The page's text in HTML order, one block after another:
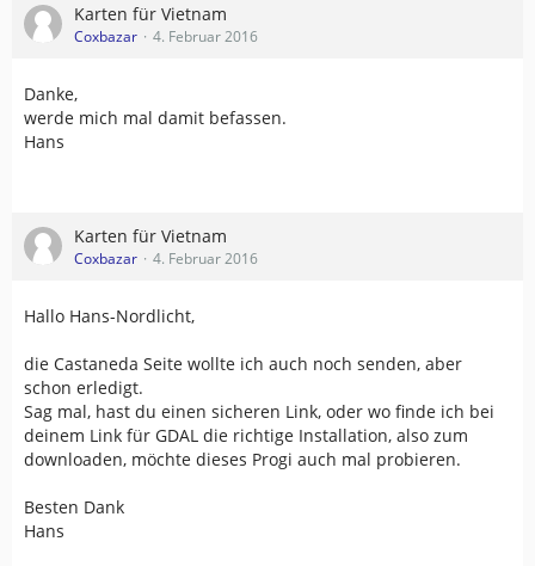
Karten für Vietnam
Coxbazar 4. Februar 2016
Danke,
werde mich mal damit befassen.
Hans
Karten für Vietnam
Coxbazar 4. Februar 2016
Hallo Hans-Nordlicht,
die Castaneda Seite wollte ich auch noch senden, aber
schon erledigt.
Sag mal, hast du einen sicheren Link, oder wo finde ich bei
deinem Link für GDAL die richtige Installation, also zum
downloaden, möchte dieses Progi auch mal probieren.
Besten Dank
Hans